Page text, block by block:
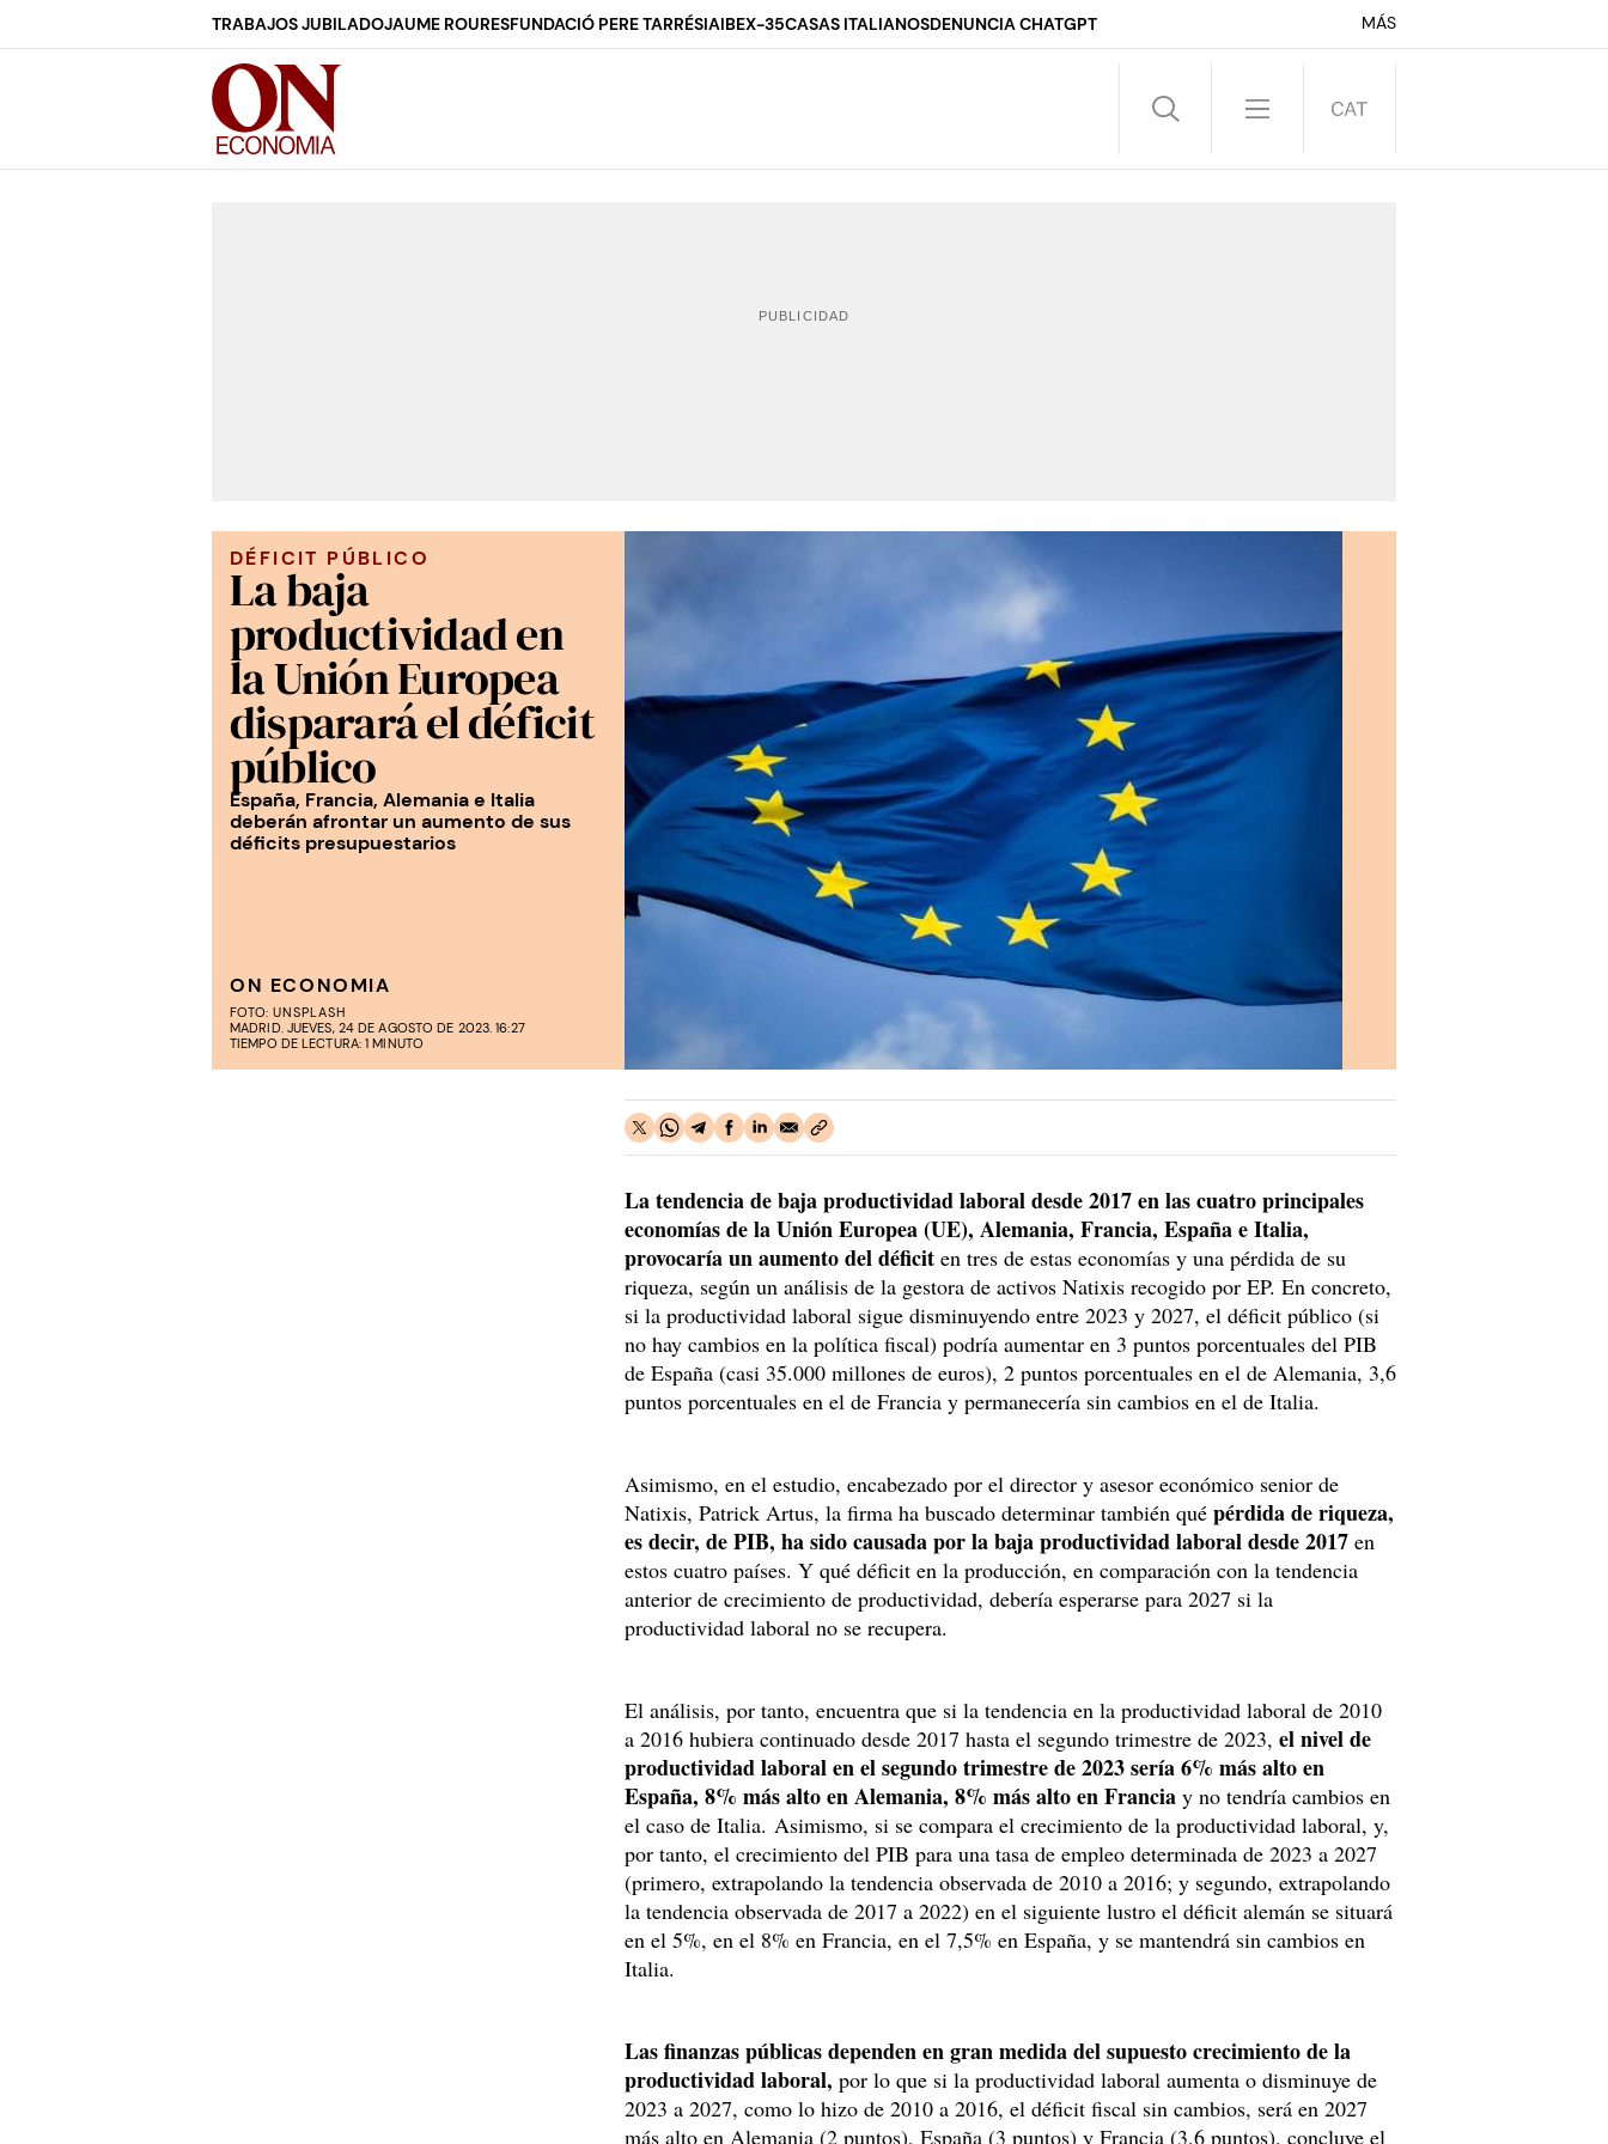
TRABAJOS JUBILADOJAUME ROURESFUNDACIÓ PERE TARRÉSIAIBEX-35CASAS ITALIANOSDENUNCIA CHATGPT MÁS
DÉFICIT PÚBLICO
La baja
productividad en
la Unión Europea
disparará el déficit
público
España, Francia, Alemania e Italia
deberán afrontar un aumento de sus
déficits presupuestarios
ON ECONOMIA
FOTO: UNSPLASH
MADRID. JUEVES, 24 DE AGOSTO DE 2023. 16:27
TIEMPO DE LECTURA: 1 MINUTO
La tendencia de baja productividad laboral desde 2017 en las cuatro principales
economías de la Unión Europea (UE), Alemania, Francia, España e Italia,
provocaría un aumento del déficit en tres de estas economías y una pérdida de su
riqueza, según un análisis de la gestora de activos Natixis recogido por EP. En concreto,
si la productividad laboral sigue disminuyendo entre 2023 y 2027, el déficit público (si
no hay cambios en la política fiscal) podría aumentar en 3 puntos porcentuales del PIB
de España (casi 35.000 millones de euros), 2 puntos porcentuales en el de Alemania, 3,6
puntos porcentuales en el de Francia y permanecería sin cambios en el de Italia.
Asimismo, en el estudio, encabezado por el director y asesor económico senior de
Natixis, Patrick Artus, la firma ha buscado determinar también qué pérdida de riqueza,
es decir, de PIB, ha sido causada por la baja productividad laboral desde 2017 en
estos cuatro países. Y qué déficit en la producción, en comparación con la tendencia
anterior de crecimiento de productividad, debería esperarse para 2027 si la
productividad laboral no se recupera.
El análisis, por tanto, encuentra que si la tendencia en la productividad laboral de 2010
a 2016 hubiera continuado desde 2017 hasta el segundo trimestre de 2023, el nivel de
productividad laboral en el segundo trimestre de 2023 sería 6% más alto en
España, 8% más alto en Alemania, 8% más alto en Francia y no tendría cambios en
el caso de Italia. Asimismo, si se compara el crecimiento de la productividad laboral, y,
por tanto, el crecimiento del PIB para una tasa de empleo determinada de 2023 a 2027
(primero, extrapolando la tendencia observada de 2010 a 2016; y segundo, extrapolando
la tendencia observada de 2017 a 2022) en el siguiente lustro el déficit alemán se situará
en el 5%, en el 8% en Francia, en el 7,5% en España, y se mantendrá sin cambios en
Italia.
Las finanzas públicas dependen en gran medida del supuesto crecimiento de la
productividad laboral, por lo que si la productividad laboral aumenta o disminuye de
2023 a 2027, como lo hizo de 2010 a 2016, el déficit fiscal sin cambios, será en 2027
más alto en Alemania (2 puntos), España (3 puntos) y Francia (3,6 puntos), concluye el